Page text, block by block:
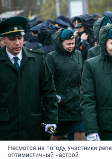
Несмотря на погоду, участники
оптимистичный настрой